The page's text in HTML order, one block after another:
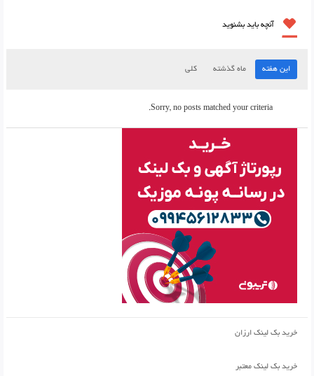
آنچه باید بشنوید
این هفته ماه گذشته کلی
Sorry, no posts matched your criteria.
خرید بک لینک ارزان
خرید بک لینک معتبر